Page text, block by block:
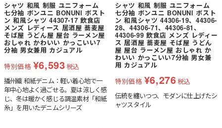
シャツ 和風 制服 ユニフォーム
七分袖 ボンユニ BONUNI ボスト
ン 和風シャツ 44307-17 飲食店
メンズ レディース 居酒屋 蕎麦屋
そば屋 うどん屋 屋台 ラーメン屋
おしゃれ かわいい かっこいい7
分袖 男女兼用 カジュアル
特別価格 ¥6,593税込
播州織 和紙デニム：軽い着心地で一
年中心地よく過ごせる。夏は涼しく感
じ、冬は暖かく感じる調温素材「和紙
糸」を用いたデニムシリーズ
シャツ 和風 制服 ユニフォーム
七分袖 ボンユニ BONUNI ボスト
ン 和風シャツ 44306-19、44306-
28、44306-71、44306-81、
44306-99 飲食店 メンズ レディー
ス 居酒屋 蕎麦屋 そば屋 うどん
屋 屋台 ラーメン屋 おしゃれ か
わいい かっこいい7分袖 男女兼
用 カジュアル
特別価格 ¥6,276税込
伝統を纏いつつ、モダンに仕上げたシ
ャツスタイル